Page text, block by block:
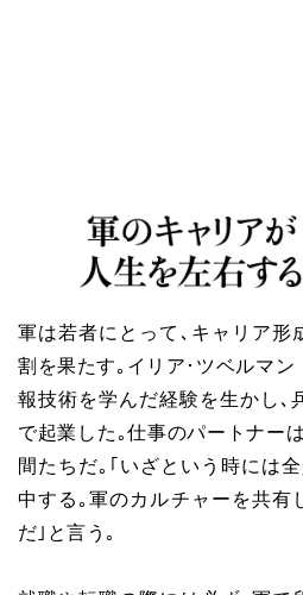
軍は若者にとって､キャリア形
割を果たす｡イリア･ツベルマ
報技術を学んだ経験を生かし､
で起業した｡仕事のパートナー
間たちだ｡｢いざという時には
中する｡軍のカルチャーを共有
だ｣と言う｡